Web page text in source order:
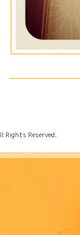
Rights Reserved.